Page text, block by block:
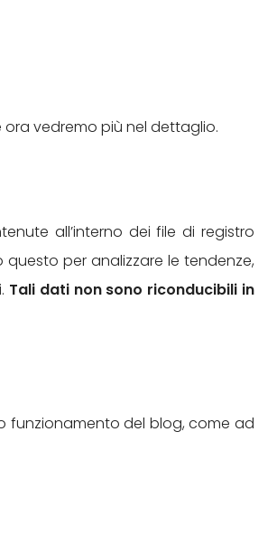
ora vedremo più nel dettaglio.
all’interno dei file di registro
questo per analizzare le tendenze,
Tali dati non sono riconducibili in
funzionamento del blog, come ad